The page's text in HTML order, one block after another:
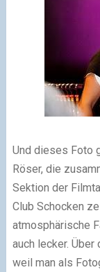
Und dieses Foto
Röser, die
Sektion der
Club Schocken
atmosphärische
auch lecker. Über
weil man als